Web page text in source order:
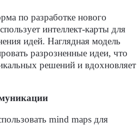
по разработке нового
интеллект-карты для
идей. Наглядная модель
разрозненные идеи, что
решений и вдохновляет
mind maps для